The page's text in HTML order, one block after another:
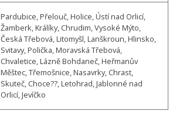
Pardubice, Přelouč, Holice, Ústí nad Orlicí,
Žamberk, Králíky, Chrudim, Vysoké Mýto,
Česká Třebová, Litomyšl, Lanškroun, Hlinsko,
Svitavy, Polička, Moravská Třebová,
Chvaletice, Lázně Bohdaneč, Heřmanův
Měštec, Třemošnice, Nasavrky, Chrast,
Skuteč, Choce??, Letohrad, Jablonné nad
Orlicí, Jevíčko